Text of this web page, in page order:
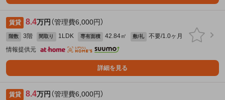
賃貸 8.4万円 （管理費6,000円）
階数 3階 間取り 1LDK 専有面積 42.84㎡ 敷/礼
不要/1.0ヶ月
情報提供元
詳細を見る
賃貸 8.4万円 （管理費6,000円）